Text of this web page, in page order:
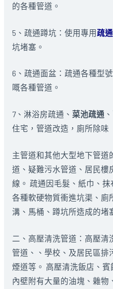
的各種管道。
5、疏通蹲坑：使用專用疏
坑堵塞。
6、疏通面盆：疏通各種型
嘅各種管道。
7、淋浴房疏通、 菜池疏通 、
住宅，管道改造，廁所除味
主管道和其他大型地下管道
道、疑難污水管道、居民樓
線。 疏通因毛髮、紙巾、
各種軟硬物質衝進坑渠、廁
溝、馬桶、蹲坑所造成的堵
二、高壓清洗管道：高壓清
管道、、學校、及居民區排
煙道等。 高壓清洗飯店、
內壁附有大量的油塊、雜物